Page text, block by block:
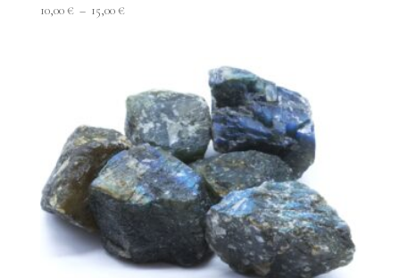
10,00€ – 15,00€Plage
15,00 €